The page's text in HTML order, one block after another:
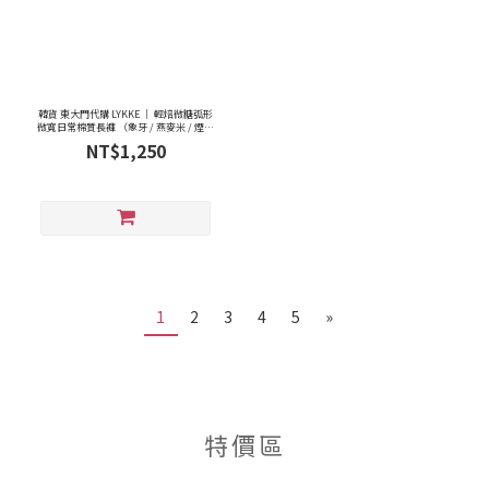
韓貨 東大門代購 LYKKE ｜ 輕焙微糖弧形
微寬日常棉質長褲 （象牙 / 燕麥米 / 煙燻
NT$1,250
1 2 3 4 5 »
特價區